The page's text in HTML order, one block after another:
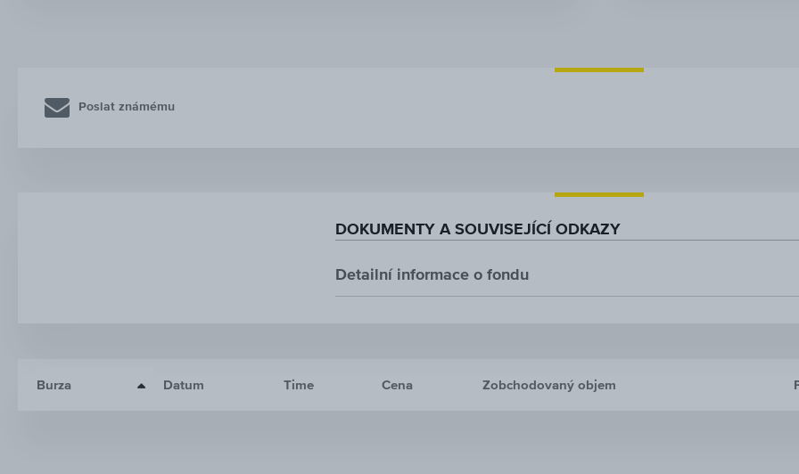
Poslat známému
DOKUMENTY A SOUVISEJÍCÍ ODKAZY
Detailní informace o fondu
Burza Datum Time Cena Zobchodovaný objem